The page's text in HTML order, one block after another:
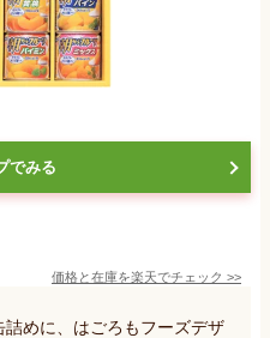
でみる
価格と在庫を楽天でチェック >>
めに、はごろもフーズデザ